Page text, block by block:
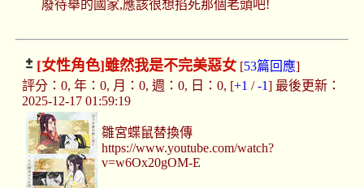
廢待舉的國家,應該很想掐死那個老頭吧!
[女性角色]雖然我是不完美惡女[53篇回應]
評分：0, 年：0, 月：0, 週：0, 日：0, [+1 /-1] 最後更新：
2025-12-17 01:59:19
雛宮蝶鼠替換傳
https://www.youtube.com/watch?
v=w6Ox20gOM-E